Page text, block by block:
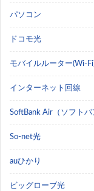
パソコン
ドコモ光
モバイルルーター(Wi-
インターネット回線
SoftBank Air（ソフトバ
So-net光
auひかり
ビッグローブ光